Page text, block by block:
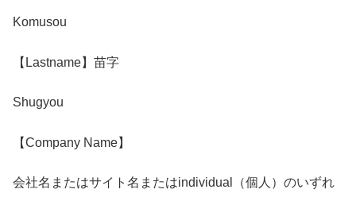
Komusou
【Lastname】苗字
Shugyou
【Company Name】
会社名またはサイト名またはindividual（個人）のいずれ